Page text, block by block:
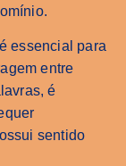
essencial para
entre
é
sentido